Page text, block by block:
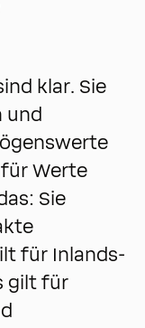
klar. Sie
und
Werte
Sie
für Inlands-
gilt für